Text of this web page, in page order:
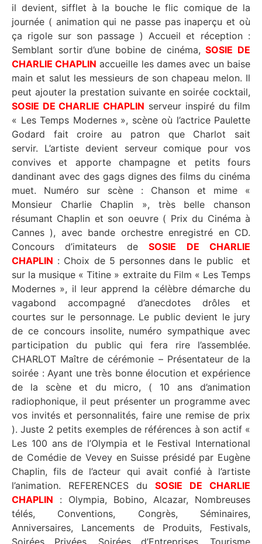
il devient, sifflet à la bouche le flic comique de la
journée ( animation qui ne passe pas inaperçu et où
ça rigole sur son passage ) Accueil et réception :
Semblant sortir d’une bobine de cinéma, SOSIE DE
CHARLIE CHAPLIN accueille les dames avec un baise
main et salut les messieurs de son chapeau melon. Il
peut ajouter la prestation suivante en soirée cocktail,
SOSIE DE CHARLIE CHAPLIN serveur inspiré du film
« Les Temps Modernes », scène où l’actrice Paulette
Godard fait croire au patron que Charlot sait
servir. L’artiste devient serveur comique pour vos
convives et apporte champagne et petits fours
dandinant avec des gags dignes des films du cinéma
muet. Numéro sur scène : Chanson et mime «
Monsieur Charlie Chaplin », très belle chanson
résumant Chaplin et son oeuvre ( Prix du Cinéma à
Cannes ), avec bande orchestre enregistré en CD.
Concours d’imitateurs de SOSIE DE CHARLIE
CHAPLIN : Choix de 5 personnes dans le public et
sur la musique « Titine » extraite du Film « Les Temps
Modernes », il leur apprend la célèbre démarche du
vagabond accompagné d’anecdotes drôles et
courtes sur le personnage. Le public devient le jury
de ce concours insolite, numéro sympathique avec
participation du public qui fera rire l’assemblée.
CHARLOT Maître de cérémonie – Présentateur de la
soirée : Ayant une très bonne élocution et expérience
de la scène et du micro, ( 10 ans d’animation
radiophonique, il peut présenter un programme avec
vos invités et personnalités, faire une remise de prix
). Juste 2 petits exemples de références à son actif «
Les 100 ans de l’Olympia et le Festival International
de Comédie de Vevey en Suisse présidé par Eugène
Chaplin, fils de l’acteur qui avait confié à l’artiste
l’animation. REFERENCES du SOSIE DE CHARLIE
CHAPLIN : Olympia, Bobino, Alcazar, Nombreuses
télés, Conventions, Congrès, Séminaires,
Anniversaires, Lancements de Produits, Festivals,
Soirées Privées, Soirées d’Entreprises, Tourisme